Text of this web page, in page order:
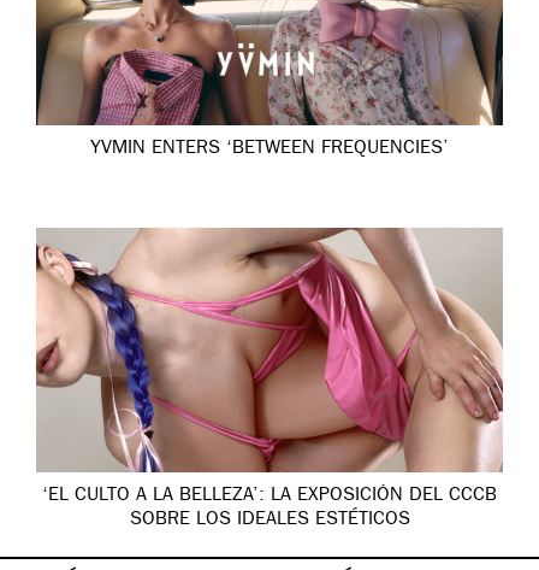
YVMIN ENTERS ‘BETWEEN FREQUENCIES’
‘EL CULTO A LA BELLEZA’: LA EXPOSICIÓN DEL CCCB
SOBRE LOS IDEALES ESTÉTICOS